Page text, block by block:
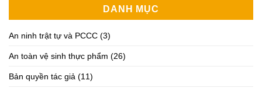
DANH MỤC
An ninh trật tự và PCCC (3)
An toàn vệ sinh thực phẩm (26)
Bản quyền tác giả (11)